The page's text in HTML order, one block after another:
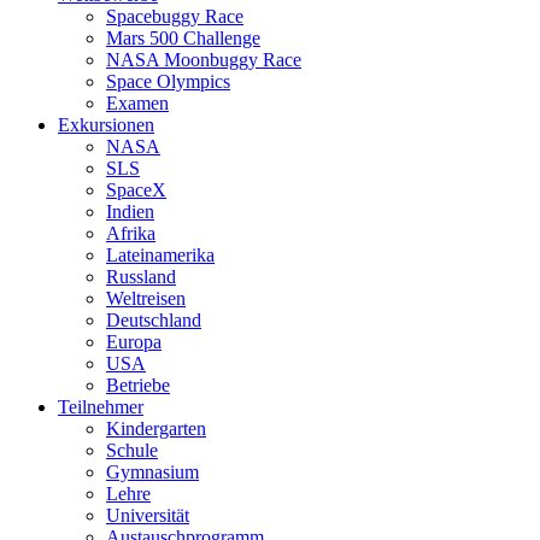
Spacebuggy Race
Mars 500 Challenge
NASA Moonbuggy Race
Space Olympics
Examen
Exkursionen
NASA
SLS
SpaceX
Indien
Afrika
Lateinamerika
Russland
Weltreisen
Deutschland
Europa
USA
Betriebe
Teilnehmer
Kindergarten
Schule
Gymnasium
Lehre
Universität